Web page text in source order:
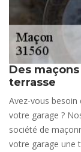
Des
terrasse
Avez-vous besoin
votre garage ?
société de
votre garage une